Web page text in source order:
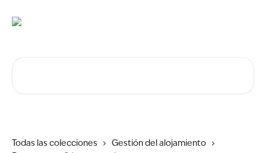
Todas las colecciones
Gestión del alojamiento